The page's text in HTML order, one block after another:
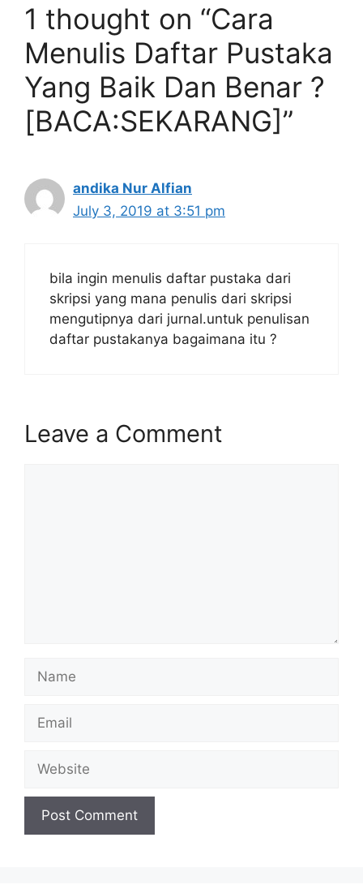
1 thought on “Cara
Menulis Daftar Pustaka
Yang Baik Dan Benar ?
[BACA:SEKARANG]”
andika Nur Alfian
July 3, 2019 at 3:51 pm
bila ingin menulis daftar pustaka dari
skripsi yang mana penulis dari skripsi
mengutipnya dari jurnal.untuk penulisan
daftar pustakanya bagaimana itu ?
Leave a Comment